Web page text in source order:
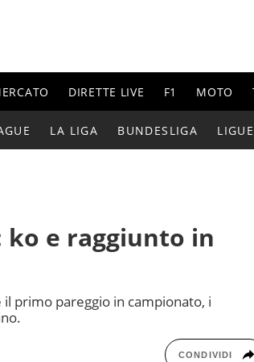
DIRETTE LIVE F1 MOTO
LA LIGA BUNDESLIGA
ko e raggiunto in
primo pareggio in campionato, i
CONDIVIDI